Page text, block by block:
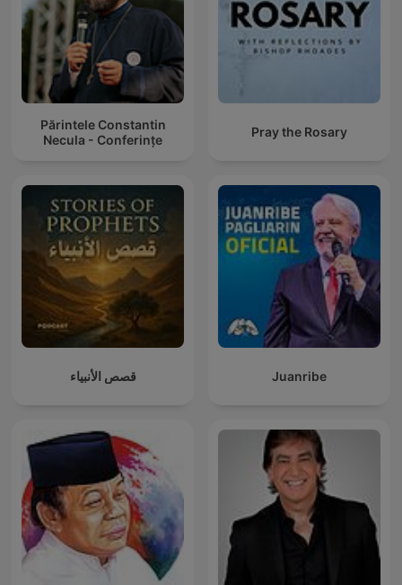
Părintele Constantin
Necula - Conferințe
Pray the Rosary
قصص الأنبياء Juanribe